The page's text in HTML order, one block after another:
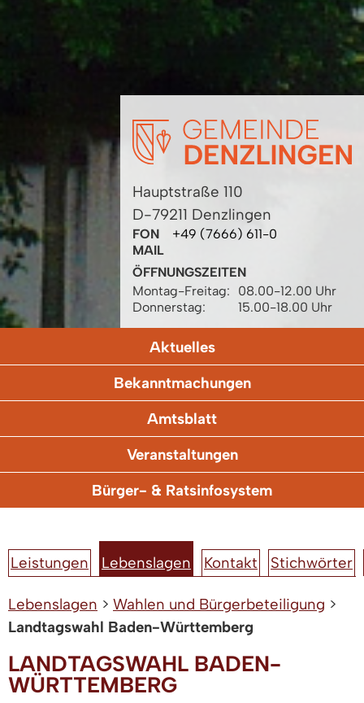
Hauptstraße 110
D-79211 Denzlingen
FON
+49 (7666) 611-0
MAIL
ÖFFNUNGSZEITEN
Montag-Freitag:
08.00-12.00 Uhr
Donnerstag:
15.00-18.00 Uhr
Aktuelles
Bekanntmachungen
Amtsblatt
Veranstaltungen
Bürger- & Ratsinfosystem
Leistungen Lebenslagen Kontakt Stichwörter
Lebenslagen > Wahlen und Bürgerbeteiligung >
Landtagswahl Baden-Württemberg
LANDTAGSWAHL BADEN-
WÜRTTEMBERG